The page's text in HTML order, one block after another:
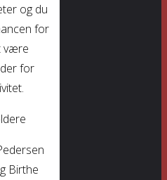
og du
for
være
for
Birthe